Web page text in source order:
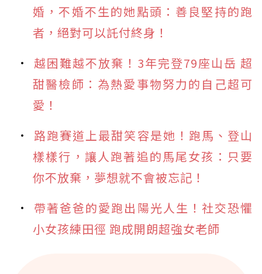
婚，不婚不生的她點頭：善良堅持的跑
者，絕對可以託付終身！
越困難越不放棄！3年完登79座山岳 超
甜醫檢師：為熱愛事物努力的自己超可
愛！
路跑賽道上最甜笑容是她！跑馬、登山
樣樣行，讓人跑著追的馬尾女孩：只要
你不放棄，夢想就不會被忘記！
帶著爸爸的愛跑出陽光人生！社交恐懼
小女孩練田徑 跑成開朗超強女老師